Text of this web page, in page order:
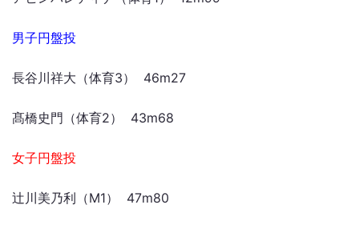
男子円盤投
長谷川祥大（体育3） 46m27
髙橋史門（体育2） 43m68
女子円盤投
辻川美乃利（M1） 47m80